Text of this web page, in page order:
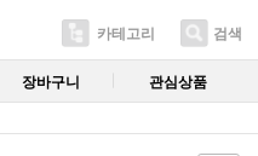
카테고리 검색
장바구니 관심상품